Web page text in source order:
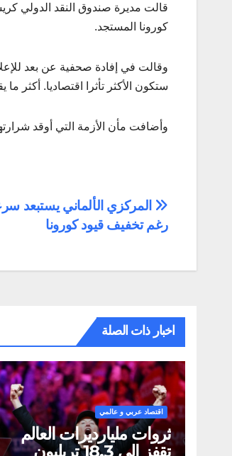
قالت مديرة صندوق النقد الدولي
كورونا المستجد.
وقالت في إفادة صحفية عن بعد
ستكون الأكثر تأثرا اقتصاديا. أكثر ما
وأضافت مأن الأزمة التي أوقد
تصفّح
المقالات
المركزي الألماني يستبعد
رغم تخفيف قيود كورونا
اخبار ذات الصلة
اقتصاد عربي و عالمي
ثروات مليارديرات العالم
تقفز إلى 18.3 تريليون